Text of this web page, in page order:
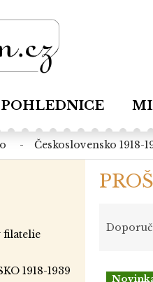
POHLEDNICE
československo 1918-
filatelie
1918-1939
nV